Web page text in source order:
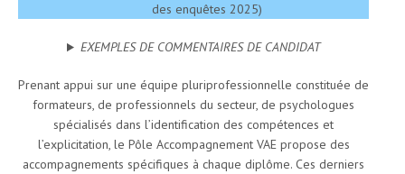
des enquêtes 2025)
EXEMPLES DE COMMENTAIRES DE CANDIDAT
Prenant appui sur une équipe pluriprofessionnelle constituée de
formateurs, de professionnels du secteur, de psychologues
spécialisés dans l’identification des compétences et
l’explicitation, le Pôle Accompagnement VAE propose des
accompagnements spécifiques à chaque diplôme. Ces derniers